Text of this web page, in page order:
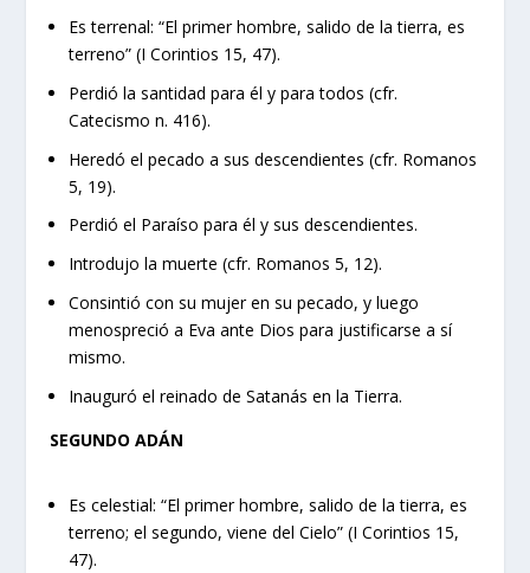
Es terrenal: “El primer hombre, salido de la tierra, es
terreno” (I Corintios 15, 47).
Perdió la santidad para él y para todos (cfr.
Catecismo n. 416).
Heredó el pecado a sus descendientes (cfr. Romanos
5, 19).
Perdió el Paraíso para él y sus descendientes.
Introdujo la muerte (cfr. Romanos 5, 12).
Consintió con su mujer en su pecado, y luego
menospreció a Eva ante Dios para justificarse a sí
mismo.
Inauguró el reinado de Satanás en la Tierra.
SEGUNDO ADÁN
Es celestial: “El primer hombre, salido de la tierra, es
terreno; el segundo, viene del Cielo” (I Corintios 15,
47).